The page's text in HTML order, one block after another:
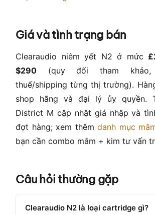
Giá và tình trạng bán
Clearaudio niêm yết N2 ở mức
$290 (quy đổi tham khảo,
thuế/shipping từng thị trường).
shop hãng và đại lý ủy quyền.
District M cập nhật giá nhập và
đợt hàng; xem thêmdanh mục
bạn cần combo mâm + kim tư vấn
Câu hỏi thường gặp
Clearaudio N2 là loại cartridge gì?